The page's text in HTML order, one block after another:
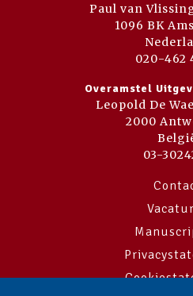
Paul van
1096 BK
020-462
Overamstel
Leopold De
2000
03-